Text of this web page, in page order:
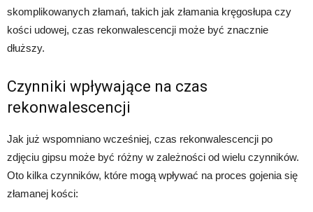
skomplikowanych złamań, takich jak złamania kręgosłupa czy
kości udowej, czas rekonwalescencji może być znacznie
dłuższy.
Czynniki wpływające na czas
rekonwalescencji
Jak już wspomniano wcześniej, czas rekonwalescencji po
zdjęciu gipsu może być różny w zależności od wielu czynników.
Oto kilka czynników, które mogą wpływać na proces gojenia się
złamanej kości: